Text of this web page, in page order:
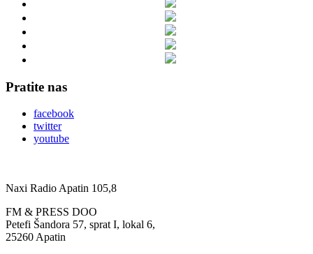
Pratite nas
facebook
twitter
youtube
Naxi Radio Apatin 105,8
FM & PRESS DOO
Petefi Šandora 57, sprat I, lokal 6,
25260 Apatin